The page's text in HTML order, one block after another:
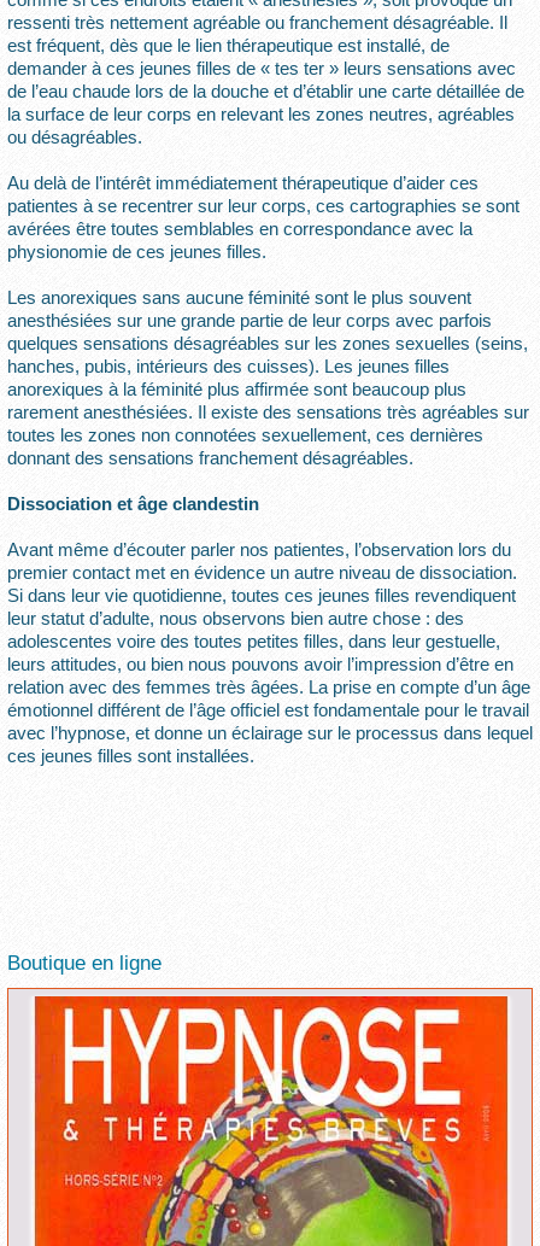
ressenti très nettement agréable ou franchement désagréable. Il
est fréquent, dès que le lien thérapeutique est installé, de
demander à ces jeunes filles de « tes ter » leurs sensations avec
de l’eau chaude lors de la douche et d’établir une carte détaillée de
la surface de leur corps en relevant les zones neutres, agréables
ou désagréables.
Au delà de l’intérêt immédiatement thérapeutique d’aider ces
patientes à se recentrer sur leur corps, ces cartographies se sont
avérées être toutes semblables en correspondance avec la
physionomie de ces jeunes filles.
Les anorexiques sans aucune féminité sont le plus souvent
anesthésiées sur une grande partie de leur corps avec parfois
quelques sensations désagréables sur les zones sexuelles (seins,
hanches, pubis, intérieurs des cuisses). Les jeunes filles
anorexiques à la féminité plus affirmée sont beaucoup plus
rarement anesthésiées. Il existe des sensations très agréables sur
toutes les zones non connotées sexuellement, ces dernières
donnant des sensations franchement désagréables.
Dissociation et âge clandestin
Avant même d’écouter parler nos patientes, l’observation lors du
premier contact met en évidence un autre niveau de dissociation.
Si dans leur vie quotidienne, toutes ces jeunes filles revendiquent
leur statut d’adulte, nous observons bien autre chose : des
adolescentes voire des toutes petites filles, dans leur gestuelle,
leurs attitudes, ou bien nous pouvons avoir l’impression d’être en
relation avec des femmes très âgées. La prise en compte d’un âge
émotionnel différent de l’âge officiel est fondamentale pour le travail
avec l’hypnose, et donne un éclairage sur le processus dans lequel
ces jeunes filles sont installées.
Boutique en ligne